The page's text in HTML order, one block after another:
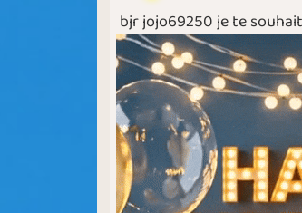
bjr jojo69250 je te